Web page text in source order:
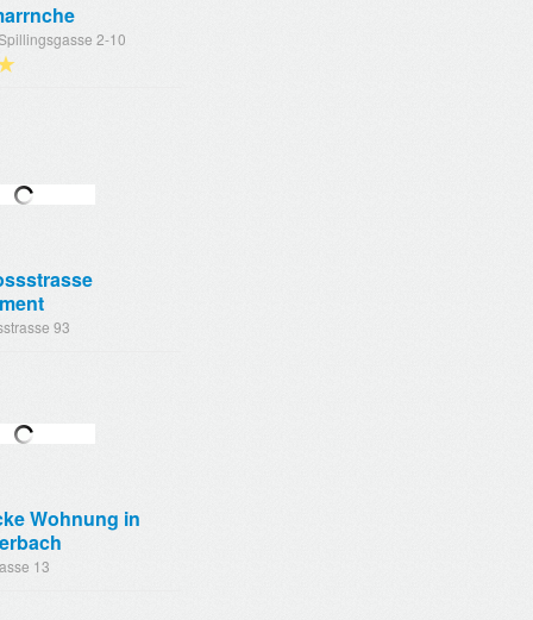
2-10
93
Wohnung in
13